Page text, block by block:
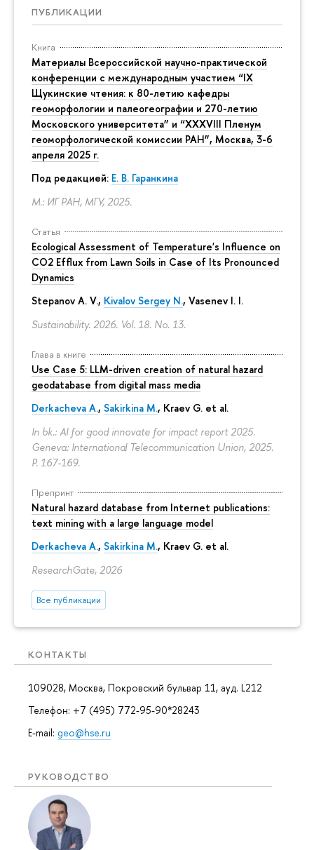
ПУБЛИКАЦИИ
Книга
Материалы Всероссийской научно-практической
конференции с международным участием “IX
Щукинские чтения: к 80-летию кафедры
геоморфологии и палеогеографии и 270-летию
Московского университета” и “XXXVIII Пленум
геоморфологической комиссии РАН”, Москва, 3-6
апреля 2025 г.
Под редакцией: Е. В. Гаранкина
М.: ИГ РАН, МГУ, 2025.
Статья
Ecological Assessment of Temperature's Influence on
CO2 Efflux from Lawn Soils in Case of Its Pronounced
Dynamics
Stepanov A. V., Kivalov Sergey N., Vasenev I. I.
Sustainability. 2026. Vol. 18. No. 13.
Глава в книге
Use Case 5: LLM-driven creation of natural hazard
geodatabase from digital mass media
Derkacheva A., Sakirkina M., Kraev G. et al.
In bk.: AI for good innovate for impact report 2025.
Geneva: International Telecommunication Union, 2025.
P. 167-169.
Препринт
Natural hazard database from Internet publications:
text mining with a large language model
Derkacheva A., Sakirkina M., Kraev G. et al.
ResearchGate, 2026
Все публикации
КОНТАКТЫ
109028, Москва, Покровский бульвар 11, ауд. L212
Телефон: +7 (495) 772-95-90*28243
E-mail: geo@hse.ru
РУКОВОДСТВО